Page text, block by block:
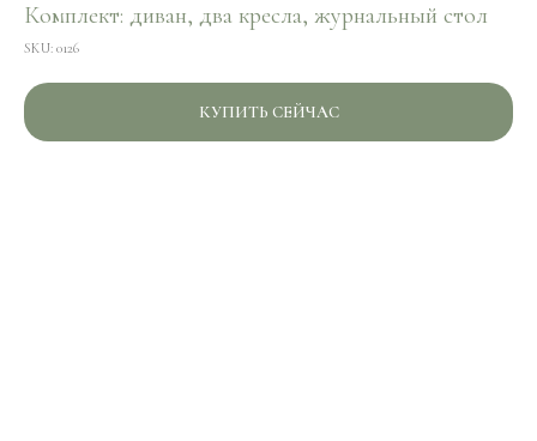
Комплект: диван, два кресла, журнальный стол
SKU: 0126
КУПИТЬ СЕЙЧАС